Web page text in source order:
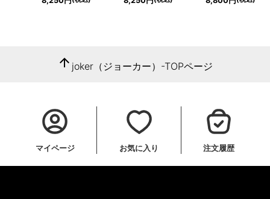
arrow_upward joker（ジョーカー）-TOPページ
マイページ お気に入り 注文履歴